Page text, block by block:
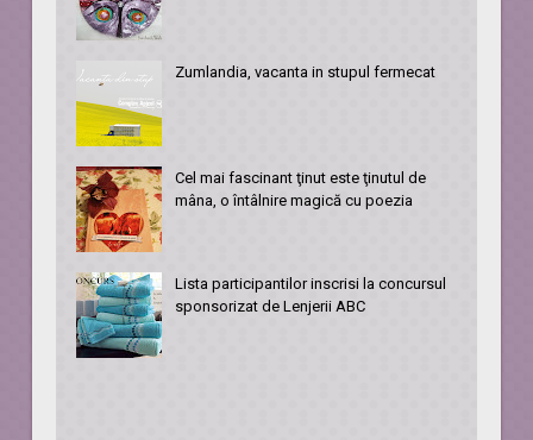
Zumlandia, vacanta in stupul fermecat
Cel mai fascinant ţinut este ţinutul de
mâna, o întâlnire magică cu poezia
Lista participantilor inscrisi la concursul
sponsorizat de Lenjerii ABC